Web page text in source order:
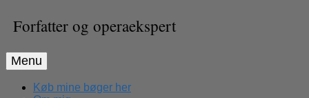
Forfatter og operaekspert
Menu
Køb mine bøger her